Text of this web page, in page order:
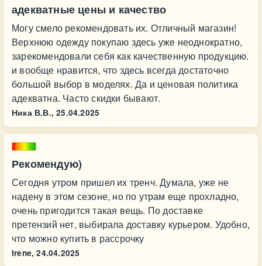
адекватные цены и качество
Могу смело рекомендовать их. Отличный магазин!
Верхнюю одежду покупаю здесь уже неоднократно,
зарекомендовали себя как качественную продукцию.
и вообще нравится, что здесь всегда достаточно
большой выбор в моделях. Да и ценовая политика
адекватна. Часто скидки бывают.
Ника В.В., 25.04.2025
Рекомендую)
Сегодня утром пришел их тренч. Думала, уже не
надену в этом сезоне, но по утрам еще прохладно,
очень пригодится такая вещь. По доставке
претензий нет, выбирала доставку курьером. Удобно,
что можно купить в рассрочку
Irene, 24.04.2025